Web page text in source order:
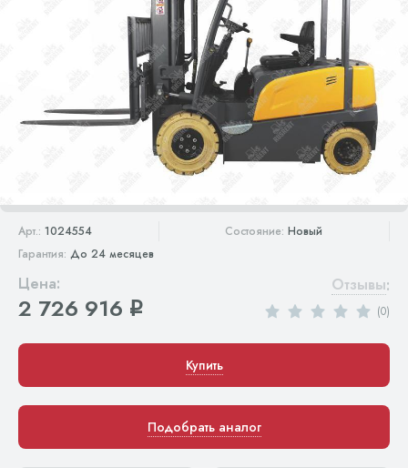
Арт.: 1024554 Состояние:Новый
Гарантия: До 24 месяцев
Цена:
2 726 916 q
Отзывы:
(0)
Купить
Подобрать аналог